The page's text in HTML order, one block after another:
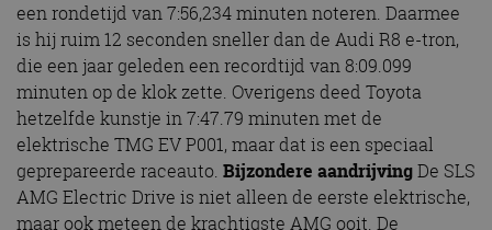
een rondetijd van 7:56,234 minuten noteren. Daarmee
is hij ruim 12 seconden sneller dan de Audi R8 e-tron,
die een jaar geleden een recordtijd van 8:09.099
minuten op de klok zette. Overigens deed Toyota
hetzelfde kunstje in 7:47.79 minuten met de
elektrische TMG EV P001, maar dat is een speciaal
geprepareerde raceauto. Bijzondere aandrijvingDe SLS
AMG Electric Drive is niet alleen de eerste elektrische,
maar ook meteen de krachtigste AMG ooit. De